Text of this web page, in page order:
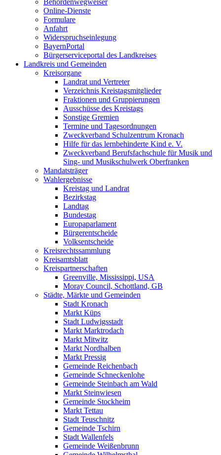
Behördenwegweiser
Online-Dienste
Formulare
Anfahrt
Widerspruchseinlegung
BayernPortal
Bürgerserviceportal des Landkreises
Landkreis und Gemeinden
Kreisorgane
Landrat und Vertreter
Verzeichnis Kreistagsmitglieder
Fraktionen und Gruppierungen
Ausschüsse des Kreistags
Sonstige Gremien
Termine und Tagesordnungen
Zweckverband Schulzentrum Kronach
Hilfe für das lernbehinderte Kind e. V.
Zweckverband Berufsfachschule für Musik und
Sing- und Musikschulwerk Oberfranken
Mandatsträger
Wahlergebnisse
Kreistag und Landrat
Bezirkstag
Landtag
Bundestag
Europaparlament
Bürgerentscheide
Volksentscheide
Kreisrechtssammlung
Kreisamtsblatt
Kreispartnerschaften
Greenville, Mississippi, USA
Moray Council, Schottland, GB
Städte, Märkte und Gemeinden
Stadt Kronach
Markt Küps
Stadt Ludwigsstadt
Markt Marktrodach
Markt Mitwitz
Markt Nordhalben
Markt Pressig
Gemeinde Reichenbach
Gemeinde Schneckenlohe
Gemeinde Steinbach am Wald
Markt Steinwiesen
Gemeinde Stockheim
Markt Tettau
Stadt Teuschnitz
Gemeinde Tschirn
Stadt Wallenfels
Gemeinde Weißenbrunn